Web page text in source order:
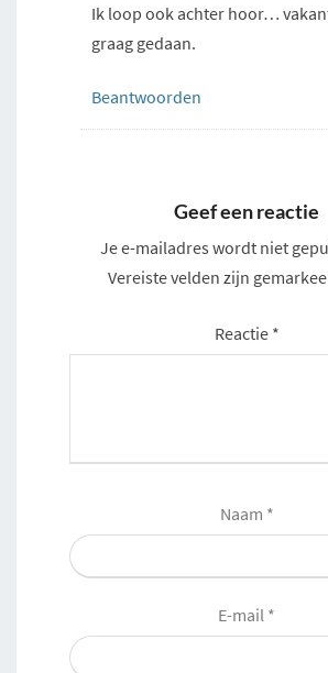
Ik loop ook achter hoor…
graag gedaan.
Beantwoorden
Geef een reactie
Je e-mailadres wordt niet
Vereiste velden zijn
Reactie *
Naam *
E-mail *